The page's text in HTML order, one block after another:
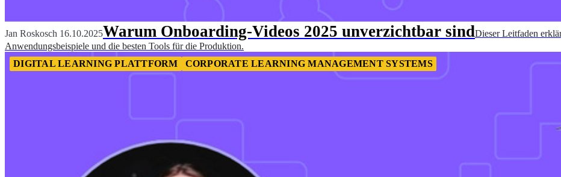
Jan Roskosch 16.10.2025Warum Onboarding-Videos 2025 unverzichtbar sindDieser Leitfaden
Anwendungsbeispiele und die besten Tools für die Produktion.
DIGITAL LEARNING PLATTFORM
CORPORATE LEARNING MANAGEMENT SYSTEMS